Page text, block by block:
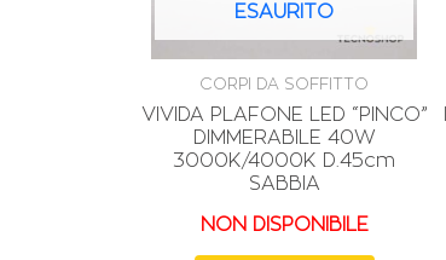
ESAURITO
CORPI DA SOFFITTO
VIVIDA PLAFONE LED “PINCO”
DIMMERABILE 40W
3000K/4000K D.45cm
SABBIA
NON DISPONIBILE